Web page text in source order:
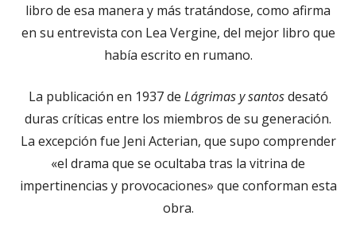
libro de esa manera y más tratándose, como afirma
en su entrevista con Lea Vergine, del mejor libro que
había escrito en rumano.
La publicación en 1937 de Lágrimas y santosdesató
duras críticas entre los miembros de su generación.
La excepción fue Jeni Acterian, que supo comprender
«el drama que se ocultaba tras la vitrina de
impertinencias y provocaciones» que conforman esta
obra.